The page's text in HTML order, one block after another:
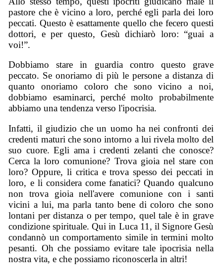
pastore che è vicino a loro, perché egli parla dei loro
peccati. Questo è esattamente quello che fecero questi
dottori, e per questo, Gesù dichiarò loro: “guai a
voi!”.
Dobbiamo stare in guardia contro questo grave
peccato. Se onoriamo di più le persone a distanza di
quanto onoriamo coloro che sono vicino a noi,
dobbiamo esaminarci, perché molto probabilmente
abbiamo una tendenza verso l'ipocrisia.
Infatti, il giudizio che un uomo ha nei confronti dei
credenti maturi che sono intorno a lui rivela molto del
suo cuore. Egli ama i credenti zelanti che conosce?
Cerca la loro comunione? Trova gioia nel stare con
loro? Oppure, li critica e trova spesso dei peccati in
loro, e li considera come fanatici? Quando qualcuno
non trova gioia nell'avere comunione con i santi
vicini a lui, ma parla tanto bene di coloro che sono
lontani per distanza o per tempo, quel tale è in grave
condizione spirituale. Qui in Luca 11, il Signore Gesù
condannò un comportamento simile in termini molto
pesanti. Oh che possiamo evitare tale ipocrisia nella
nostra vita, e che possiamo riconoscerla in altri!